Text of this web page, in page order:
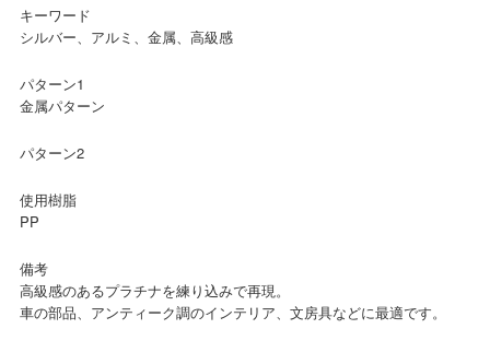
キーワード
シルバー、アルミ、金属、高級感
パターン1
金属パターン
パターン2
使用樹脂
PP
備考
高級感のあるプラチナを練り込みで再現。
車の部品、アンティーク調のインテリア、文房具などに最適です。